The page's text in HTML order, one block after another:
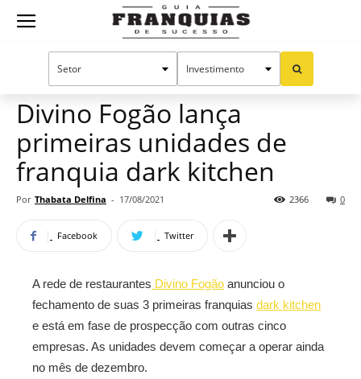
Guia
Mercado de franquias
Divino Fogão lança
primeiras unidades de
franquia dark kitchen
Por Thabata Delfina - 17/08/2021 0
2366
Facebook Twitter
A rede de restaurantes Divino Fogão anunciou o
fechamento de suas 3 primeiras franquias dark kitchen
e está em fase de prospecção com outras cinco
empresas. As unidades devem começar a operar ainda
no mês de dezembro.